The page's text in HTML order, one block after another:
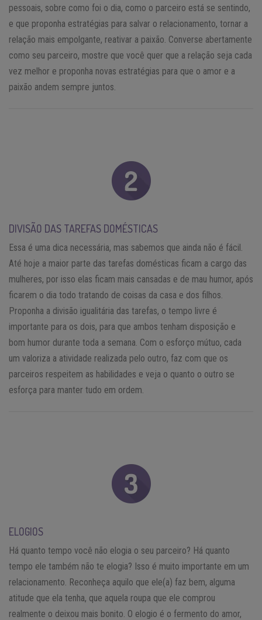
pessoais, sobre como foi o dia, como o parceiro está se sentindo,
e que proponha estratégias para salvar o relacionamento, tornar a
relação mais empolgante, reativar a paixão. Converse abertamente
como seu parceiro, mostre que você quer que a relação seja cada
vez melhor e proponha novas estratégias para que o amor e a
paixão andem sempre juntos.
DIVISÃO DAS TAREFAS DOMÉSTICAS
Essa é uma dica necessária, mas sabemos que ainda não é fácil.
Até hoje a maior parte das tarefas domésticas ficam a cargo das
mulheres, por isso elas ficam mais cansadas e de mau humor, após
ficarem o dia todo tratando de coisas da casa e dos filhos.
Proponha a divisão igualitária das tarefas, o tempo livre é
importante para os dois, para que ambos tenham disposição e
bom humor durante toda a semana. Com o esforço mútuo, cada
um valoriza a atividade realizada pelo outro, faz com que os
parceiros respeitem as habilidades e veja o quanto o outro se
esforça para manter tudo em ordem.
ELOGIOS
Há quanto tempo você não elogia o seu parceiro? Há quanto
tempo ele também não te elogia? Isso é muito importante em um
relacionamento. Reconheça aquilo que ele(a) faz bem, alguma
atitude que ela tenha, que aquela roupa que ele comprou
realmente o deixou mais bonito. O elogio é o fermento do amor,